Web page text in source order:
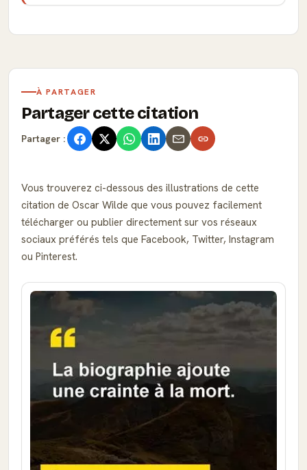
À PARTAGER
Partager cette citation
Partager :
Vous trouverez ci-dessous des illustrations de cette
citation de Oscar Wilde que vous pouvez facilement
télécharger ou publier directement sur vos réseaux
sociaux préférés tels que Facebook, Twitter, Instagram
ou Pinterest.